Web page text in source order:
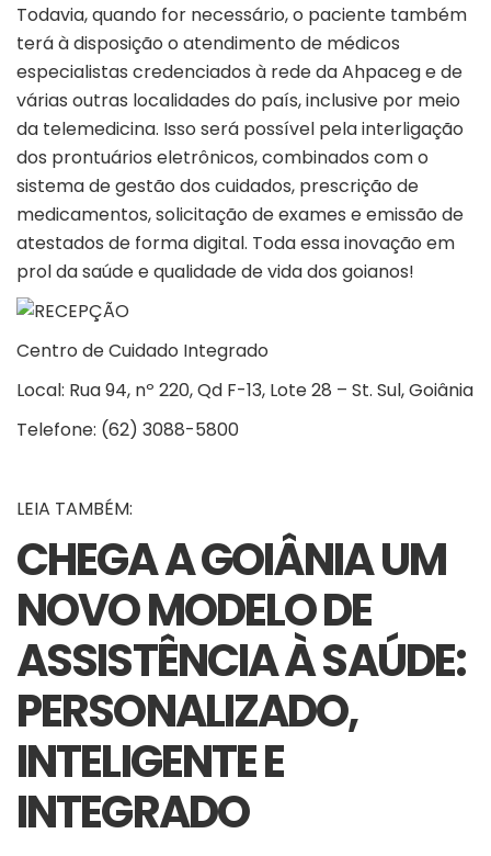
Todavia, quando for necessário, o paciente também
terá à disposição o atendimento de médicos
especialistas credenciados à rede da Ahpaceg e de
várias outras localidades do país, inclusive por meio
da telemedicina. Isso será possível pela interligação
dos prontuários eletrônicos, combinados com o
sistema de gestão dos cuidados, prescrição de
medicamentos, solicitação de exames e emissão de
atestados de forma digital. Toda essa inovação em
prol da saúde e qualidade de vida dos goianos!
Centro de Cuidado Integrado
Local: Rua 94, nº 220, Qd F-13, Lote 28 – St. Sul, Goiânia
Telefone: (62) 3088-5800
LEIA TAMBÉM:
CHEGA A GOIÂNIA UM
NOVO MODELO DE
ASSISTÊNCIA À SAÚDE:
PERSONALIZADO,
INTELIGENTE E
INTEGRADO